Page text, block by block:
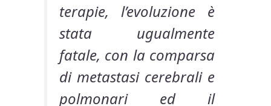
terapie, l’evoluzione è
stata ugualmente
fatale, con la comparsa
di metastasi cerebrali e
polmonari ed il